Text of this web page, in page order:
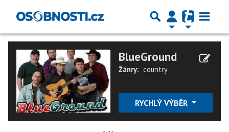
BlueGround
Žánry: country
RYCHLÝ VÝBĚR